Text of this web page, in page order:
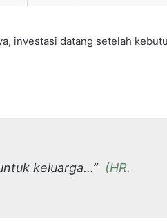
investasi datang setelah
keluarga…” (HR.